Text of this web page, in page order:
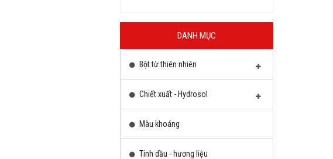
DANH MỤC
Bột từ thiên nhiên
Chiết xuất - Hydrosol
Màu khoáng
Tinh dầu - hương liệu